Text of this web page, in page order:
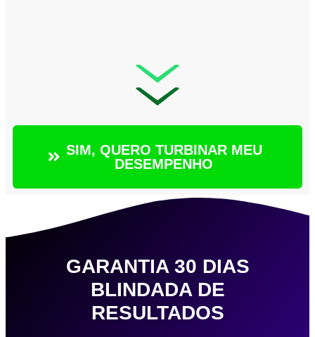
SIM, QUERO TURBINAR MEU
DESEMPENHO
GARANTIA 30 DIAS
BLINDADA DE
RESULTADOS